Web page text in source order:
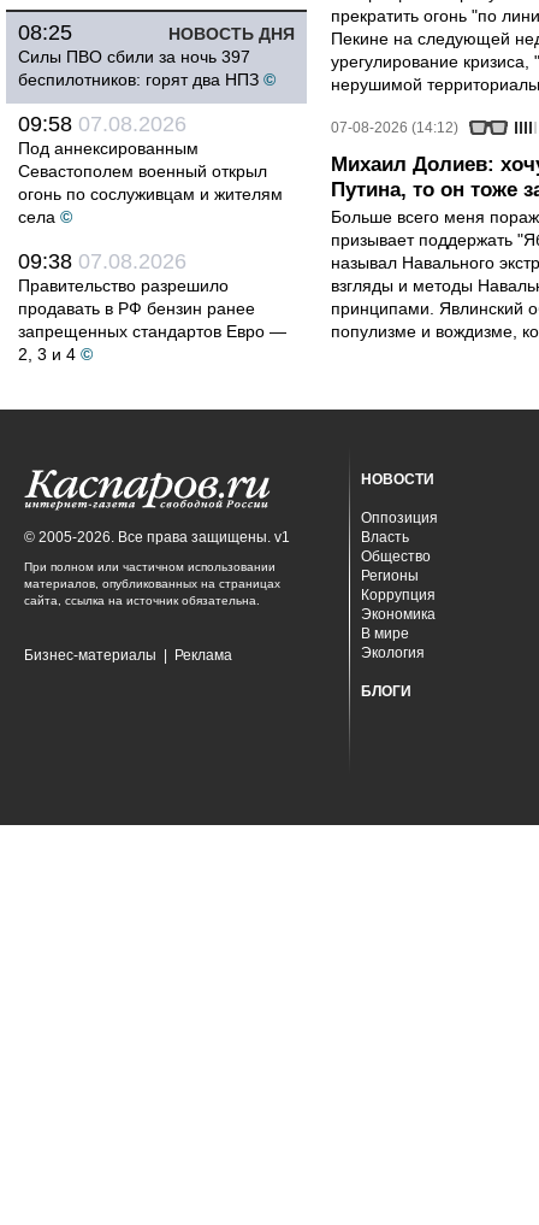
НОВОСТЬ ДНЯ
08:25
Силы ПВО сбили за ночь 397
беспилотников: горят два НПЗ ©
09:58 07.08.2026
Под аннексированным
Севастополем военный открыл
огонь по сослуживцам и жителям
села ©
09:38 07.08.2026
Правительство разрешило
продавать в РФ бензин ранее
запрещенных стандартов Евро —
2, 3 и 4 ©
прекратить огонь "по
Пекине на следующей
урегулирование
нерушимой
07-08-2026 (14:12)
Михаил Долиев:
Путина, то он тоже
Больше всего меня
призывает поддержать
называл Навального
взгляды и методы
принципами. Явлинский
популизме и вождизме,
© 2005-2026. Все права защищены. v1
При полном или частичном использовании
материалов, опубликованных на страницах
сайта, ссылка на источник обязательна.
Бизнес-материалы Реклама
НОВОСТИ
Оппозиция
Власть
Общество
Регионы
Коррупция
Экономика
В мире
Экология
БЛОГИ